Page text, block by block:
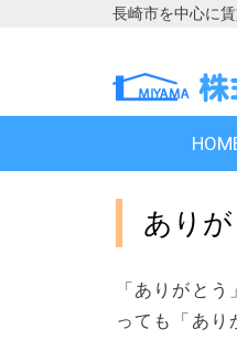
長崎市を中心に
ン
へ
ン
へ
あり
「ありがと
っても「あり